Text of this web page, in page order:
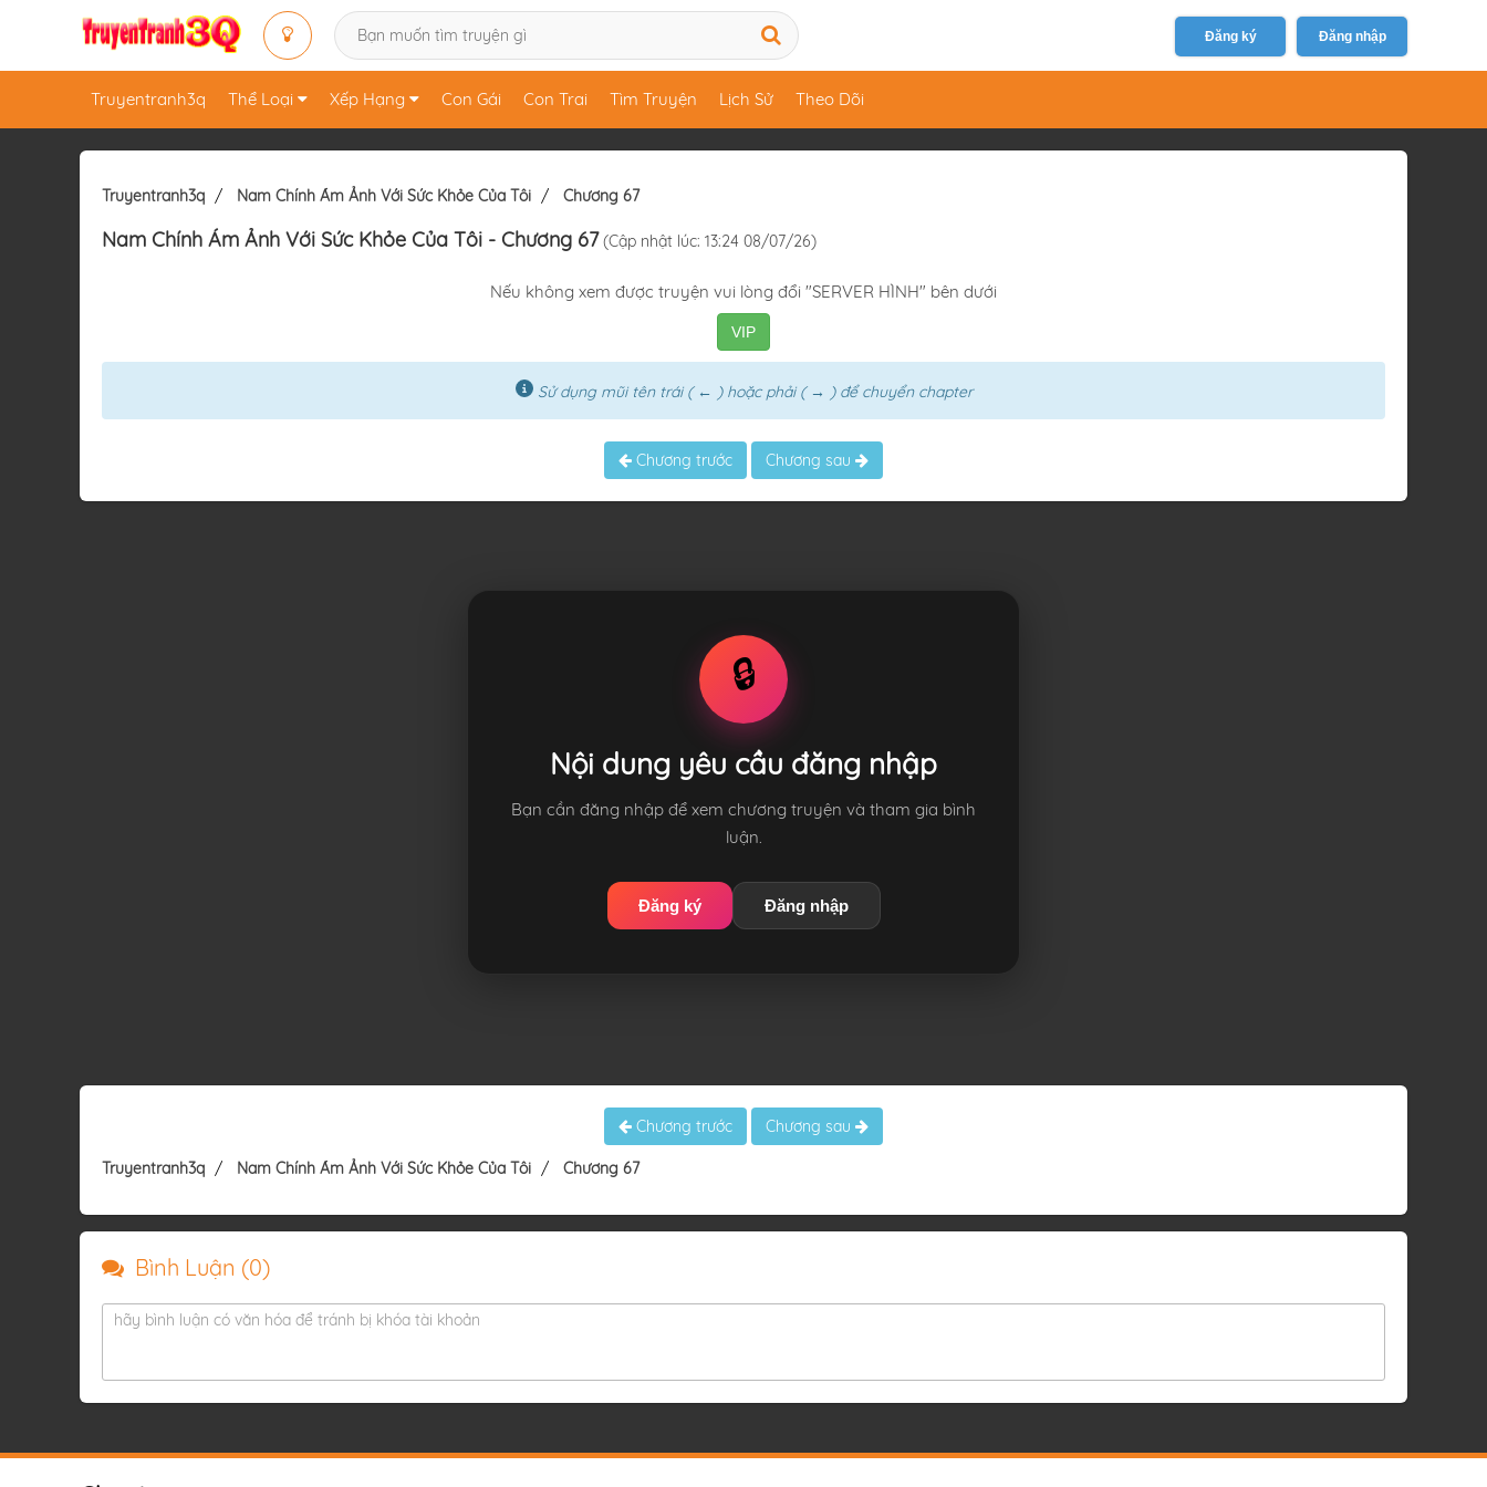
Đăng ký Đăng nhập
Truyentranh3q Thể Loại Xếp Hạng Con Gái Con Trai Tìm Truyện Lịch Sử Theo Dõi
Truyentranh3q Nam Chính Ám Ảnh Với Sức Khỏe Của Tôi Chương 67
Nam Chính Ám Ảnh Với Sức Khỏe Của Tôi - Chương 67 (Cập nhật lúc: 13:24 08/07/26)
Nếu không xem được truyện vui lòng đổi "SERVER HÌNH" bên dưới
VIP
Sử dụng mũi tên trái ( ← ) hoặc phải ( → ) để chuyển chapter
Chương trước Chương sau
🔒
Nội dung yêu cầu đăng nhập
Bạn cần đăng nhập để xem chương truyện và tham gia bình
luận.
Đăng ký Đăng nhập
Chương trước Chương sau
Truyentranh3q Nam Chính Ám Ảnh Với Sức Khỏe Của Tôi Chương 67
Bình Luận (0)
hãy bình luận có văn hóa để tránh bị khóa tài khoản